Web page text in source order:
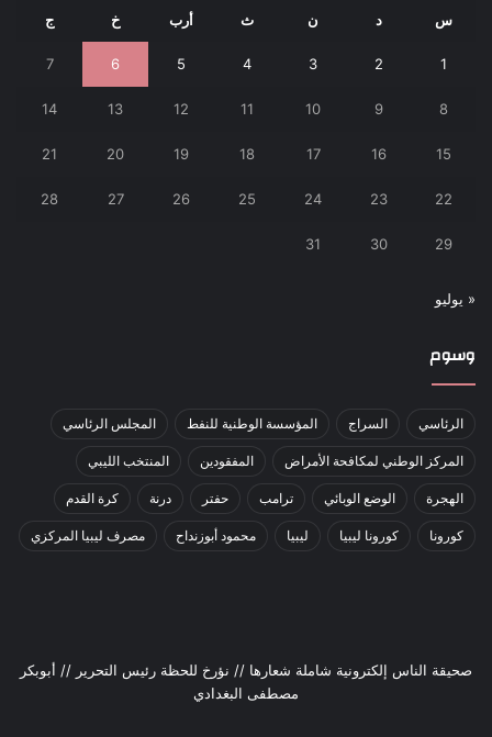
س د ن ث أرب خ ج
1
2
3
4
5
6
7
8
9
10
11
12
13
14
15
16
17
18
19
20
21
22
23
24
25
26
27
28
29
30
31
« يوليو
وسوم
الرئاسي السراج المؤسسة الوطنية للنفط المجلس الرئاسي
المركز الوطني لمكافحة الأمراض المفقودين المنتخب الليبي
الهجرة الوضع الوبائي ترامب حفتر درنة كرة القدم
كورونا كورونا ليبيا ليبيا محمود أبوزنداح مصرف ليبيا المركزي
صحيقة الناس إلكترونية شاملة شعارها // نؤرخ للحظة رئيس التحرير // أبوبكر
مصطفى البغدادي